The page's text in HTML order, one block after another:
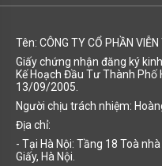
Tên: CÔNG TY CỔ PHẦN
Giấy chứng nhận đăng ký
Kế Hoạch Đầu Tư Thành
13/09/2005.
Người chịu trách nhiệm:
Địa chỉ:
- Tại Hà Nội: Tầng 18 Toà
Giấy, Hà Nội.